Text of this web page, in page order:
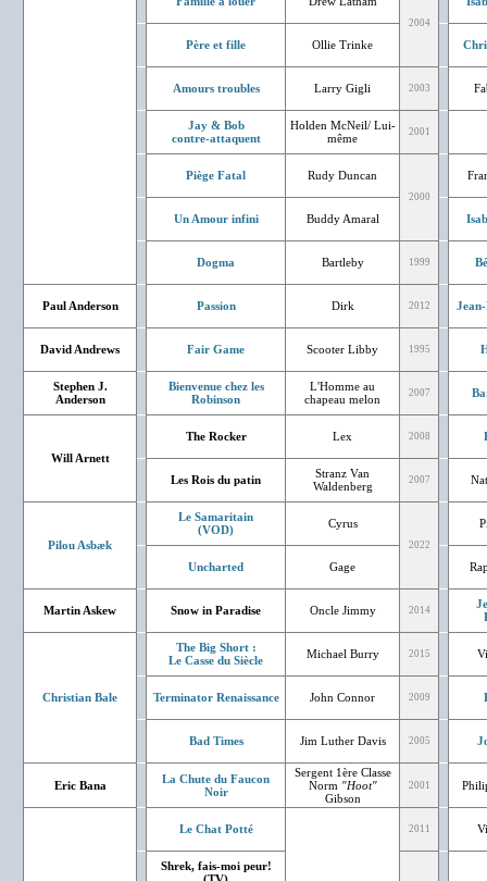
2004
Père et fille Ollie Trinke
Amours troubles Larry Gigli 2003
Jay & Bob
contre-attaquent
Holden McNeil/ Lui-
même
2001
Piège Fatal Rudy Duncan
2000
Un Amour infini Buddy Amaral
Dogma Bartleby 1999
Paul Anderson Passion Dirk 2012
David Andrews Fair Game Scooter Libby 1995
Stephen J.
Anderson
Bienvenue chez les
Robinson
L'Homme au
chapeau melon
2007
Will Arnett
The Rocker Lex 2008
Les Rois du patin
Stranz Van
Waldenberg
2007
Pilou Asbæk
Le Samaritain
(VOD)
Cyrus
2022
Uncharted Gage
Martin Askew Snow in Paradise Oncle Jimmy 2014
Christian Bale
The Big Short :
Le Casse du Siècle
Michael Burry 2015
Terminator Renaissance John Connor 2009
Bad Times Jim Luther Davis 2005
Eric Bana
La Chute du Faucon
Noir
Sergent 1ère Classe
Norm "Hoot"
Gibson
2001
Le Chat Potté 2011
Shrek, fais-moi peur!